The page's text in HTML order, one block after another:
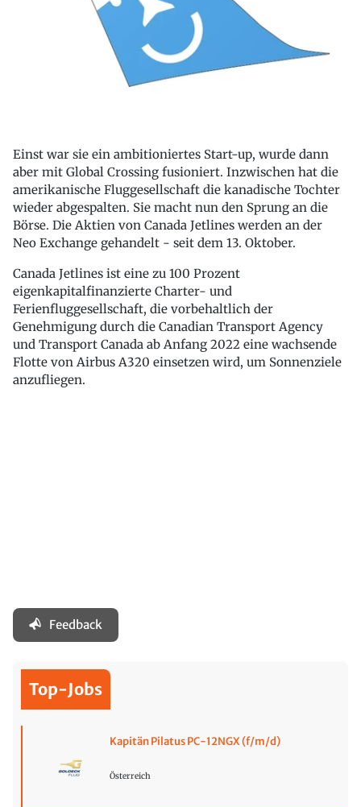
Einst war sie ein ambitioniertes Start-up, wurde dann
aber mit Global Crossing fusioniert. Inzwischen hat die
amerikanische Fluggesellschaft die kanadische Tochter
wieder abgespalten. Sie macht nun den Sprung an die
Börse. Die Aktien von Canada Jetlines werden an der
Neo Exchange gehandelt - seit dem 13. Oktober.
Canada Jetlines ist eine zu 100 Prozent
eigenkapitalfinanzierte Charter- und
Ferienfluggesellschaft, die vorbehaltlich der
Genehmigung durch die Canadian Transport Agency
und Transport Canada ab Anfang 2022 eine wachsende
Flotte von Airbus A320 einsetzen wird, um Sonnenziele
anzufliegen.
Feedback
Top-Jobs
Kapitän Pilatus PC-12NGX (f/m/d)
Österreich